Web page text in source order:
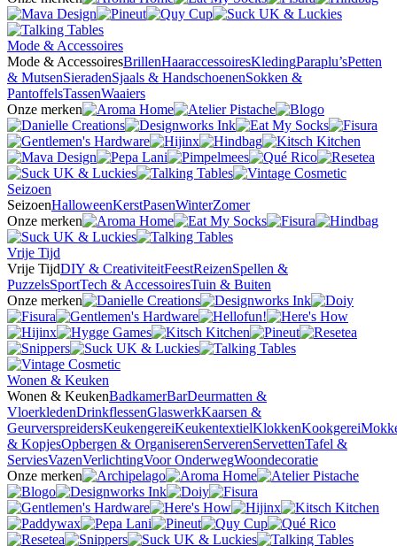
Mode & Accessoires
Mode & AccessoiresBrillenHaaraccessoiresKledingParaplu’sPetten
& MutsenSieradenSjaals & HandschoenenSokken &
PantoffelsTassenWaaiers
Onze merken
Seizoen
SeizoenHalloweenKerstPasenWinterZomer
Onze merken
Vrije Tijd
Vrije TijdDIY & CreativiteitFeestReizenSpellen &
PuzzelsSportTech & AccessoiresTuin & Buiten
Onze merken
Wonen & Keuken
Wonen & KeukenBadkamerBarDeurmatten &
VloerkledenDrinkflessenGlaswerkKaarsen &
GeurverspreidersKeukengereiKeukentextielKlokkenKookgerei
& KopjesOpbergen & OrganiserenServerenServettenTafel &
ServiesVazenVerlichtingVoor OnderwegWoondecoratie
Onze merken